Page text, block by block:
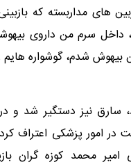
های مداربسته که
سرم من داروی
بیهوش شدم، گوشواره هایم
‌سارق نیز دستگیر شد و
امور پزشکی اعتراف
امیر محمد کوزه گران